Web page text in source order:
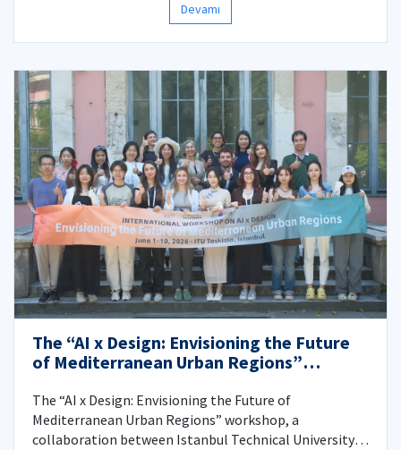
Devamı
The “AI x Design: Envisioning the Future
of Mediterranean Urban Regions”
The “AI x Design: Envisioning the Future of
Mediterranean Urban Regions” workshop, a
collaboration between Istanbul Technical University